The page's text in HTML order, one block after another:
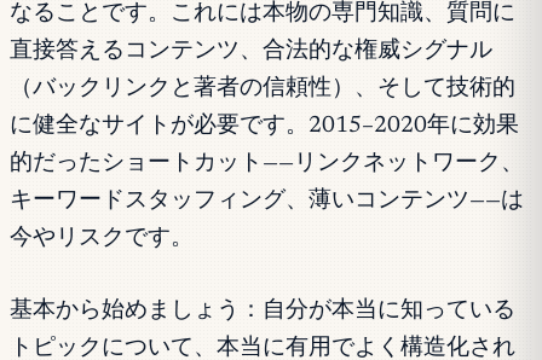
なることです。これには本物の専門知識、質問に
直接答えるコンテンツ、合法的な権威シグナル
（バックリンクと著者の信頼性）、そして技術的
に健全なサイトが必要です。2015–2020年に効果
的だったショートカット——リンクネットワーク、
キーワードスタッフィング、薄いコンテンツ——は
今やリスクです。
基本から始めましょう：自分が本当に知っている
トピックについて、本当に有用でよく構造化され